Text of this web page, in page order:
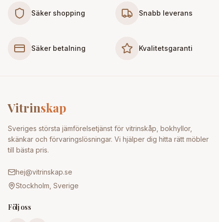
Säker shopping Snabb leverans
Säker betalning Kvalitetsgaranti
Vitrinskap
Sveriges största jämförelsetjänst för vitrinskåp, bokhyllor,
skänkar och förvaringslösningar. Vi hjälper dig hitta rätt möbler
till bästa pris.
hej@vitrinskap.se
Stockholm, Sverige
Följ oss